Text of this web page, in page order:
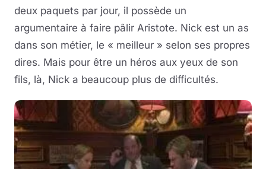
deux paquets par jour, il possède un
argumentaire à faire pâlir Aristote. Nick est un as
dans son métier, le « meilleur » selon ses propres
dires. Mais pour être un héros aux yeux de son
fils, là, Nick a beaucoup plus de difficultés.